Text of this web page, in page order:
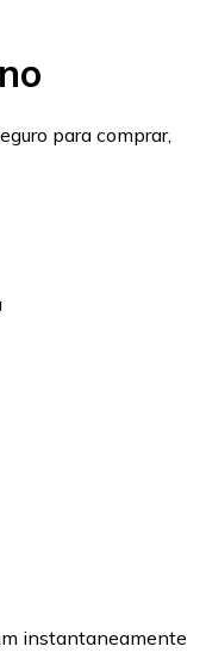
para comprar,
instantaneamente